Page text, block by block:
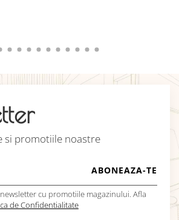
si promotiile noastre
cu promotiile magazinului. Afla
de Confidentialitate